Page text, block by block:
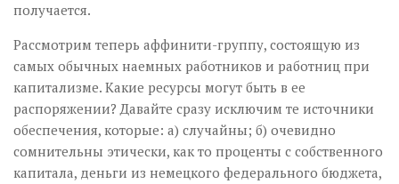
получается.
Рассмотрим теперь аффинити-группу, состоящую из
самых обычных наемных работников и работниц при
капитализме. Какие ресурсы могут быть в ее
распоряжении? Давайте сразу исключим те источники
обеспечения, которые: а) случайны; б) очевидно
сомнительны этически, как то проценты с собственного
капитала, деньги из немецкого федерального бюджета,